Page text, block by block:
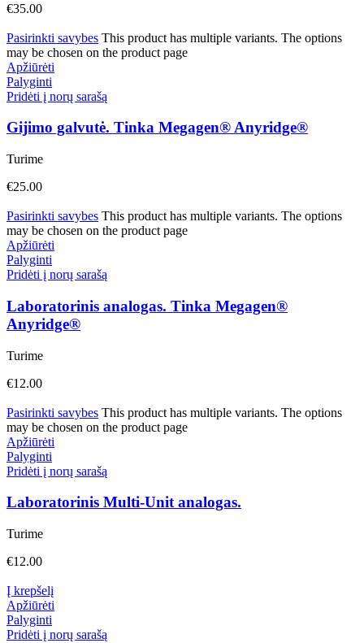
€35.00
Pasirinkti savybes This product has multiple variants. The options
may be chosen on the product page
Apžiūrėti
Palyginti
Pridėti į norų sarašą
Gijimo galvutė. Tinka Megagen® Anyridge®
Turime
€25.00
Pasirinkti savybes This product has multiple variants. The options
may be chosen on the product page
Apžiūrėti
Palyginti
Pridėti į norų sarašą
Laboratorinis analogas. Tinka Megagen®
Anyridge®
Turime
€12.00
Pasirinkti savybes This product has multiple variants. The options
may be chosen on the product page
Apžiūrėti
Palyginti
Pridėti į norų sarašą
Laboratorinis Multi-Unit analogas.
Turime
€12.00
Į krepšelį
Apžiūrėti
Palyginti
Pridėti į norų sarašą